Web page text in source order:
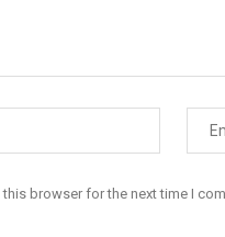
browser for the next time I